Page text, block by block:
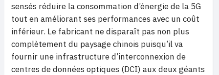
sensés réduire la consommation d’énergie de la 5G
tout en améliorant ses performances avec un coût
inférieur. Le fabricant ne disparaît pas non plus
complètement du paysage chinois puisqu’il va
fournir une infrastructure d’interconnexion de
centres de données optiques (DCI) aux deux géants